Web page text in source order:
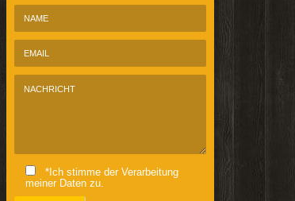
*Ich stimme der Verarbeitung
meiner Daten zu.